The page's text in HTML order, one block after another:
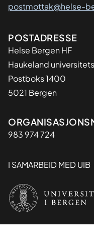
postmottak@helse-
Adresse
POSTADRESSE
Helse Bergen HF
Haukeland
Postboks 1400
5021 Bergen
983 974 724
I SAMARBEID MED UIB